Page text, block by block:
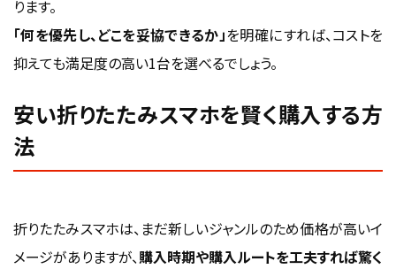
ります。
「何を優先し、どこを妥協できるか」を明確にすれば、コストを
抑えても満足度の高い1台を選べるでしょう。
安い折りたたみスマホを賢く購入する方
法
折りたたみスマホは、まだ新しいジャンルのため価格が高いイ
メージがありますが、購入時期や購入ルートを工夫すれば驚く